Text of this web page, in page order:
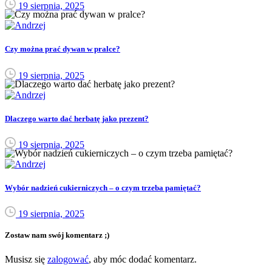
19 sierpnia, 2025
Czy można prać dywan w pralce?
19 sierpnia, 2025
Dlaczego warto dać herbatę jako prezent?
19 sierpnia, 2025
Wybór nadzień cukierniczych – o czym trzeba pamiętać?
19 sierpnia, 2025
Zostaw nam swój komentarz ;)
Musisz się zalogować, aby móc dodać komentarz.